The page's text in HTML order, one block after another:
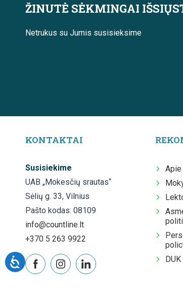
ŽINUTĖ SĖKMINGAI
Netrukus su Jumis susisieksime
KONTAKTAI
Susisiekime
UAB „Mokesčių srautas“
Sėlių g. 33, Vilnius
Pašto kodas: 08109
info@countline.lt
+370 5 263 9922
Apie
DUK